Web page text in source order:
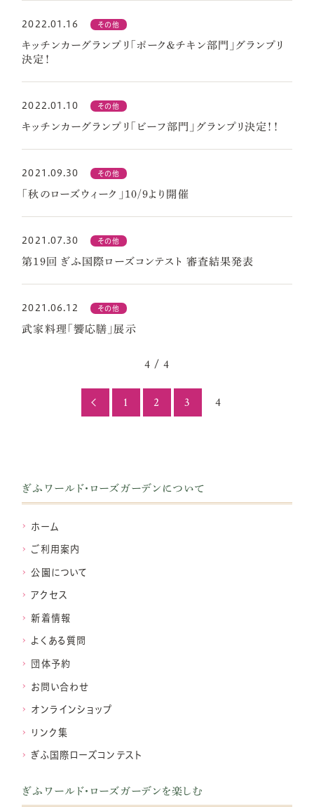
2022.01.16 その他
キッチンカーグランプリ「ポーク＆チキン部門」グランプリ
決定！
2022.01.10 その他
キッチンカーグランプリ「ビーフ部門」グランプリ決定！！
2021.09.30 その他
「秋のローズウィーク」10/9より開催
2021.07.30 その他
第19回 ぎふ国際ローズコンテスト 審査結果発表
2021.06.12 その他
武家料理「饗応膳」展示
4 / 4
1 2 3 4
ぎふワールド・ローズガーデンについて
ホーム
ご利用案内
公園について
アクセス
新着情報
よくある質問
団体予約
お問い合わせ
オンラインショップ
リンク集
ぎふ国際ローズコンテスト
ぎふワールド・ローズガーデンを楽しむ